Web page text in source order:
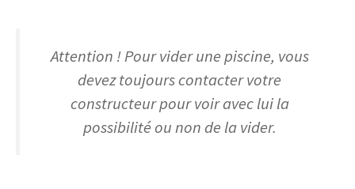
Attention ! Pour vider une piscine, vous
devez toujours contacter votre
constructeur pour voir avec lui la
possibilité ou non de la vider.